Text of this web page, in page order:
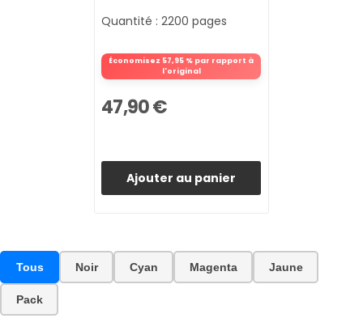
Économisez 57,95 % par rapport à
l'original
Quantité : 2200 pages
47,90 €
Ajouter au panier
Tous Noir Cyan Magenta Jaune
Pack